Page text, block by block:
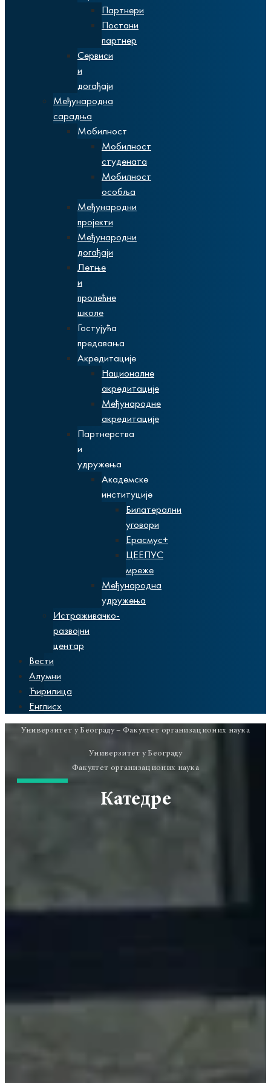
Партнери
Постани
партнер
Сервиси
и
догађаји
Међународна
сарадња
Мобилност
Мобилност
студената
Мобилност
особља
Међународни
пројекти
Међународни
догађаји
Летње
и
пролећне
школе
Гостујућа
предавања
Акредитације
Националне
акредитације
Међународне
акредитације
Партнерства
и
удружења
Академске
институције
Билатерални
уговори
Ерасмус+
ЦЕЕПУС
мреже
Међународна
удружења
Истраживачко-
развојни
центар
Вести
Алумни
Ћирилица
Енглисх
Универзитет у Београду – Факултет организационих наука
Универзитет у Београду
Факултет организационих наука
Катедре